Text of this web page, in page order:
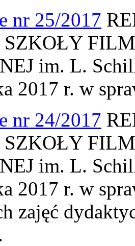
nr 25/2017
SZKOŁY
im. L.
2017 r. w
nr 24/2017
SZKOŁY
im. L.
2017 r. w
zajęć